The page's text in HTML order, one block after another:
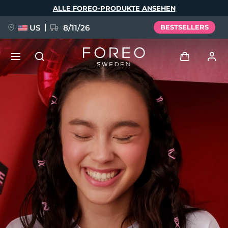
ALLE FOREO-PRODUKTE ANSEHEN
US 8/11/26 BESTSELLERS
Benutzerkonto
Meine Geräte
Meine Bestellungen
Meine Adressen
Meine Abonnements
FAQ™ Pure Beauty-Tech Elixir
BREAKING NEWS
issa™ Teeth Whitening Set
Sprache
English Deutsch
Español
Français
Italiano
Português
Polski
Svenska
Русский
Türkçe
简体中文 繁體中文